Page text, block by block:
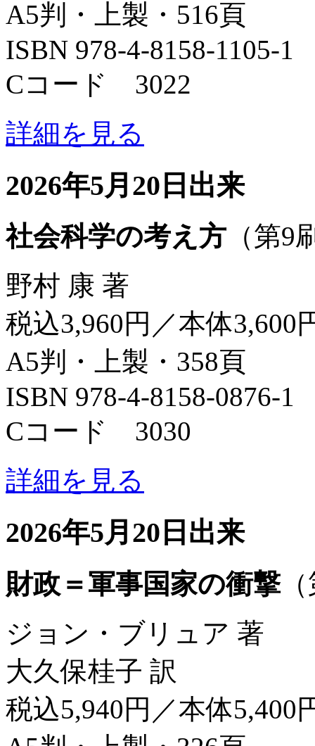
A5判・上製・516頁
ISBN 978-4-8158-1105-1
Cコード 3022
詳細を見る
2026年5月20日出来
社会科学の考え方 （第9
野村 康 著
税込3,960円／本体3,600
A5判・上製・358頁
ISBN 978-4-8158-0876-1
Cコード 3030
詳細を見る
2026年5月20日出来
財政＝軍事国家の衝撃（
ジョン・ブリュア 著
大久保桂子 訳
税込5,940円／本体5,400